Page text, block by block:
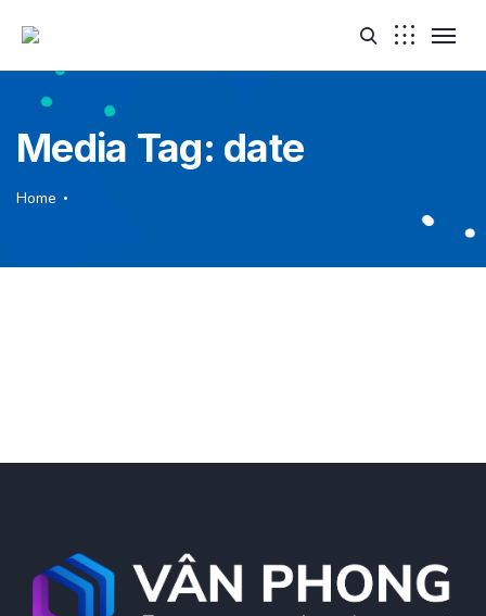
Media Tag: date
Home